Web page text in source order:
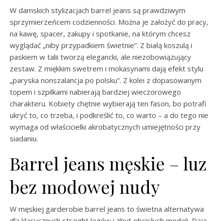
W damskich stylizacjach barrel jeans są prawdziwym
sprzymierzeńcem codzienności. Można je założyć do pracy,
na kawę, spacer, zakupy i spotkanie, na którym chcesz
wyglądać „niby przypadkiem świetnie”. Z białą koszulą i
paskiem w talii tworzą elegancki, ale niezobowiązujący
zestaw. Z miękkim swetrem i mokasynami dają efekt stylu
„paryska nonszalancja po polsku”. Z kolei z dopasowanym
topem i szpilkami nabierają bardziej wieczorowego
charakteru. Kobiety chętnie wybierają ten fason, bo potrafi
ukryć to, co trzeba, i podkreślić to, co warto – a do tego nie
wymaga od właścicielki akrobatycznych umiejętności przy
siadaniu.
Barrel jeans męskie – luz
bez modowej nudy
W męskiej garderobie barrel jeans to świetna alternatywa